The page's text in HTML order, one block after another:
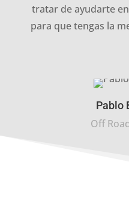
tratar de ayudarte
para que tengas la
Pablo
Off